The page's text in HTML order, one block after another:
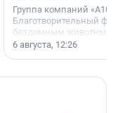
Группа компаний
Благотворительный
бездомным животным
заключили соглашение
6 августа, 12:26